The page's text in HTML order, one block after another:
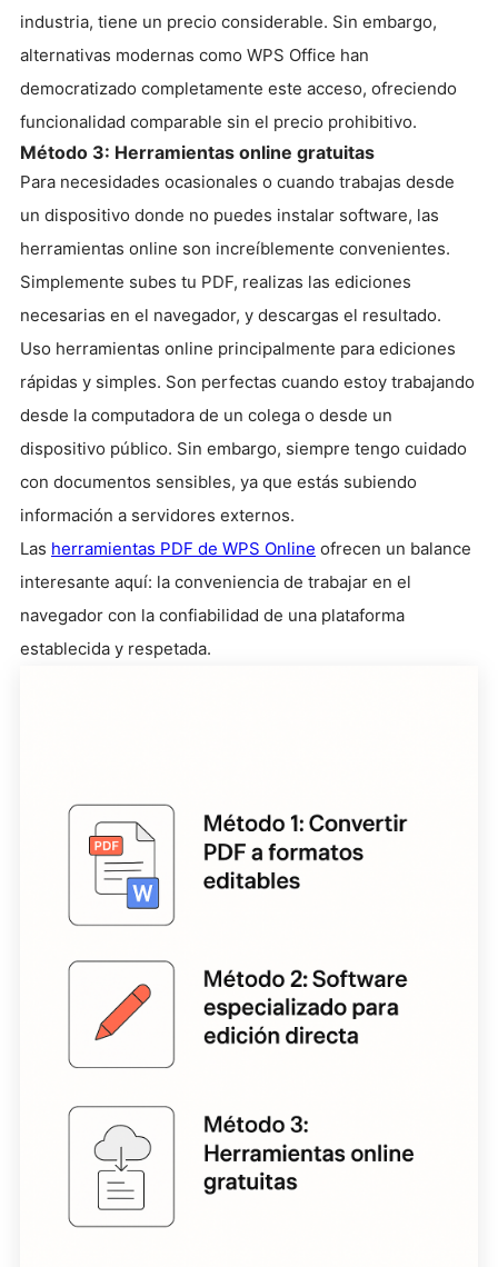
industria, tiene un precio considerable. Sin embargo,
alternativas modernas como WPS Office han
democratizado completamente este acceso, ofreciendo
funcionalidad comparable sin el precio prohibitivo.
Método 3: Herramientas online gratuitas
Para necesidades ocasionales o cuando trabajas desde
un dispositivo donde no puedes instalar software, las
herramientas online son increíblemente convenientes.
Simplemente subes tu PDF, realizas las ediciones
necesarias en el navegador, y descargas el resultado.
Uso herramientas online principalmente para ediciones
rápidas y simples. Son perfectas cuando estoy trabajando
desde la computadora de un colega o desde un
dispositivo público. Sin embargo, siempre tengo cuidado
con documentos sensibles, ya que estás subiendo
información a servidores externos.
Las herramientas PDF de WPS Online ofrecen un balance
interesante aquí: la conveniencia de trabajar en el
navegador con la confiabilidad de una plataforma
establecida y respetada.